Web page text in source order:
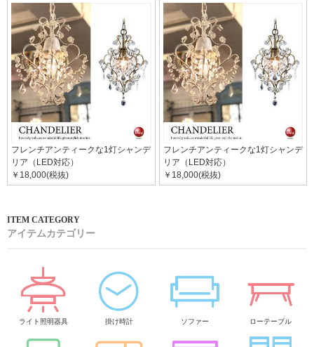
フレンチアンティークな1灯シャンデ
リア（LED対応）
￥18,000(税抜)
フレンチアンティークな1灯シャンデ
リア（LED対応）
￥18,000(税抜)
アイテムカテゴリー
ライト照明器具 掛け時計 ソファー ローテーブル